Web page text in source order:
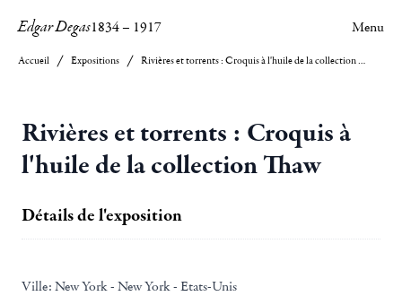
Edgar Degas1834– 1917 Menu
Accueil Expositions Rivières et torrents : Croquis à l'huile de la collection Thaw
Rivières et torrents : Croquis à
l'huile de la collection Thaw
Détails de l'exposition
Ville: New York - New York - Etats-Unis